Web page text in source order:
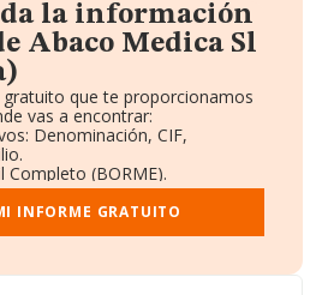
la información
Abaco Medica Sl
que te proporcionamos
vas a encontrar:
Denominación, CIF,
(BORME).
Ventas y Empleados.
y Administradores.
INFORME GRATUITO